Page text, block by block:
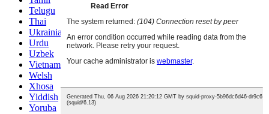
Telugu
Thai
Ukrainian
Urdu
Uzbek
Vietnamese
Welsh
Xhosa
Yiddish
Yoruba